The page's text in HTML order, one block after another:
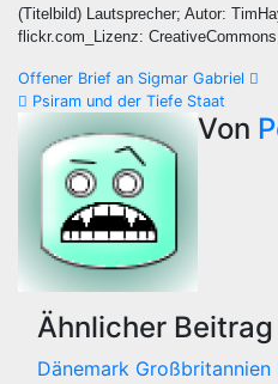
(Titelbild) Lautsprecher; Autor:
flickr.com_Lizenz:
Offener Brief an Sigmar Gabriel
Psiram und der Tiefe Staat
Von
Ähnlicher Beitrag
Dänemark Großbritannien